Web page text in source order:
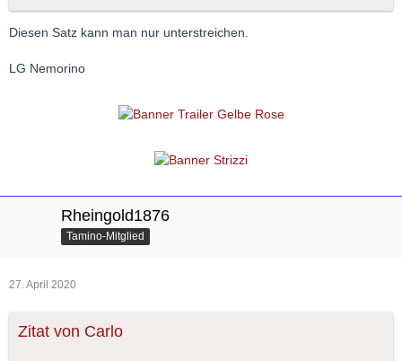
Diesen Satz kann man nur unterstreichen.
LG Nemorino
Rheingold1876
Tamino-Mitglied
27. April 2020
Zitat von Carlo